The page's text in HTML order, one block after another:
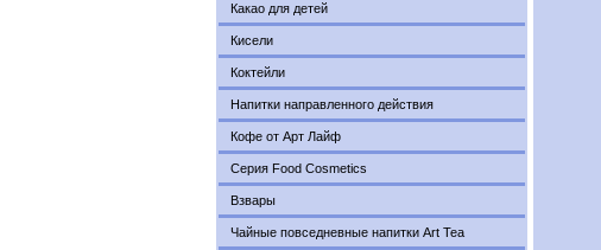
Какао для детей
Кисели
Коктейли
Напитки направленного действия
Кофе от Арт Лайф
Серия Food Cosmetics
Взвары
Чайные повседневные напитки Art Tea